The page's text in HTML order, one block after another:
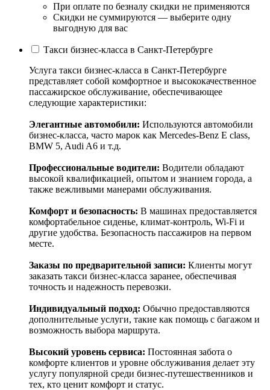
При оплате по безналу скидки не применяются
Скидки не суммируются — выберите одну
выгодную для вас
Такси бизнес-класса в Санкт-Петербурге
Услуга такси бизнес-класса в Санкт-Петербурге
представляет собой комфортное и высококачественное
пассажирское обслуживание, обеспечивающее
следующие характеристики:
Элегантные автомобили: Используются автомобили
бизнес-класса, часто марок как Mercedes-Benz E class,
BMW 5, Audi A6 и т.д.
Профессиональные водители: Водители обладают
высокой квалификацией, опытом и знанием города, а
также вежливыми манерами обслуживания.
Комфорт и безопасность: В машинах предоставляется
комфортабельное сиденье, климат-контроль, Wi-Fi и
другие удобства. Безопасность пассажиров на первом
месте.
Заказы по предварительной записи: Клиенты могут
заказать такси бизнес-класса заранее, обеспечивая
точность и надежность перевозки.
Индивидуальный подход: Обычно предоставляются
дополнительные услуги, такие как помощь с багажом и
возможность выбора маршрута.
Высокий уровень сервиса: Постоянная забота о
комфорте клиентов и уровне обслуживания делает эту
услугу популярной среди бизнес-путешественников и
тех, кто ценит комфорт и статус.